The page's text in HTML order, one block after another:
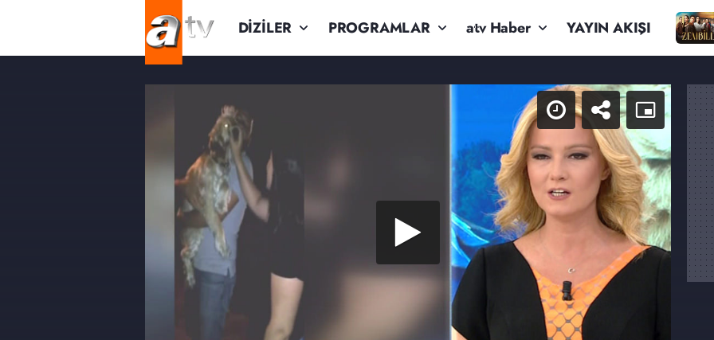
DİZİLER PROGRAMLAR atv Haber YAYIN AKIŞI